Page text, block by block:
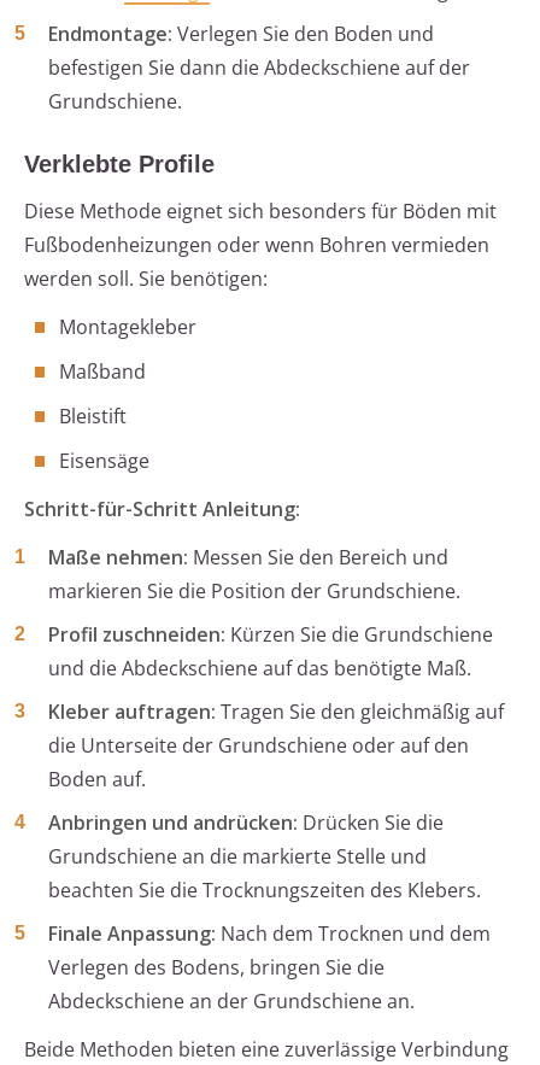
Endmontage: Verlegen Sie den Boden und
befestigen Sie dann die Abdeckschiene auf der
Grundschiene.
Verklebte Profile
Diese Methode eignet sich besonders für Böden mit
Fußbodenheizungen oder wenn Bohren vermieden
werden soll. Sie benötigen:
Montagekleber
Maßband
Bleistift
Eisensäge
Schritt-für-Schritt Anleitung:
Maße nehmen: Messen Sie den Bereich und
markieren Sie die Position der Grundschiene.
Profil zuschneiden: Kürzen Sie die Grundschiene
und die Abdeckschiene auf das benötigte Maß.
Kleber auftragen: Tragen Sie den gleichmäßig auf
die Unterseite der Grundschiene oder auf den
Boden auf.
Anbringen und andrücken: Drücken Sie die
Grundschiene an die markierte Stelle und
beachten Sie die Trocknungszeiten des Klebers.
Finale Anpassung: Nach dem Trocknen und dem
Verlegen des Bodens, bringen Sie die
Abdeckschiene an der Grundschiene an.
Beide Methoden bieten eine zuverlässige Verbindung